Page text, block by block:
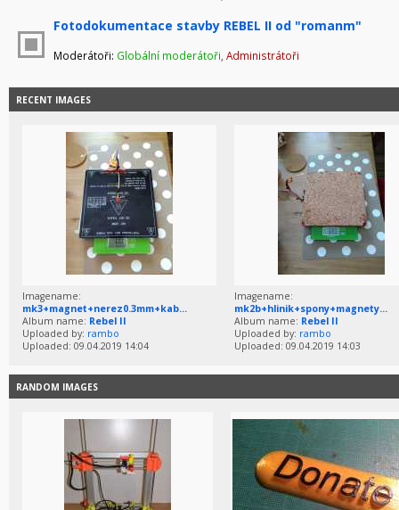
Fotodokumentace stavby REBEL II od "romanm"
Moderátoři: Globální moderátoři Administrátoři
RECENT IMAGES
Imagename:
mk3+magnet+nerez0.3mm+kab...
Album name: Rebel II
Uploaded by: rambo
Uploaded: 09.04.2019 14:04
Imagename:
mk2b+hlinik+spony+magnety...
Album name: Rebel II
Uploaded by: rambo
Uploaded: 09.04.2019 14:03
RANDOM IMAGES